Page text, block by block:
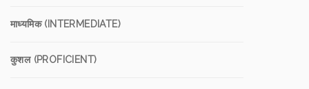
माध्यमिक (INTERMEDIATE)
कुशल (PROFICIENT)